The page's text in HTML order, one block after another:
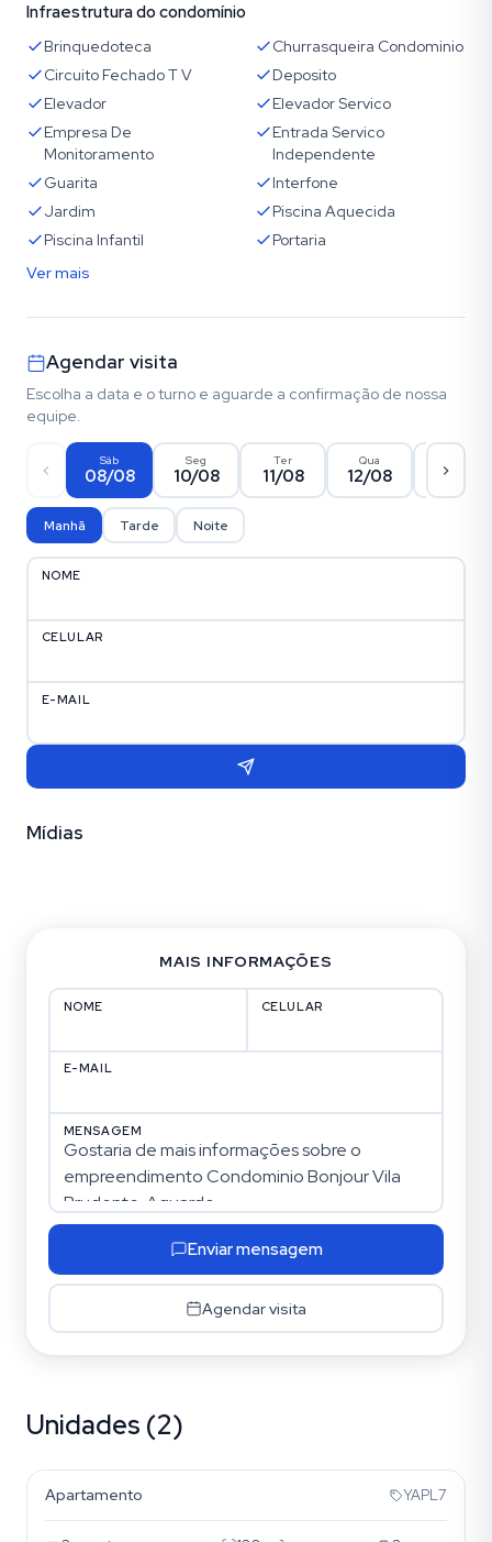
Infraestrutura do condomínio
Brinquedoteca
Churrasqueira Condominio
Circuito Fechado T V
Deposito
Elevador
Elevador Servico
Empresa De
Monitoramento
Entrada Servico
Independente
Guarita
Interfone
Jardim
Piscina Aquecida
Piscina Infantil
Portaria
Ver mais
Agendar visita
Escolha a data e o turno e aguarde a confirmação de nossa
equipe.
Sáb
08/08
Seg
10/08
Ter
11/08
Qua
12/08 13/08
Manhã Tarde Noite
NOME
CELULAR
E-MAIL
Mídias
MAIS INFORMAÇÕES
NOME CELULAR
E-MAIL
MENSAGEM
Enviar mensagem
Agendar visita
Unidades (2)
Vila Prudente
Apartamento YAPL7